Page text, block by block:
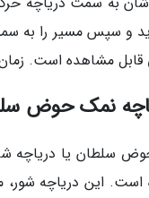
قابل مشاهده است.
نمک حوض